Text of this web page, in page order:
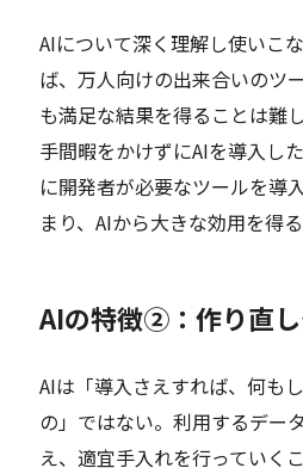
AIについて深く理解し使いこ
ば、万人向けの出来合いのツ
も満足な結果を得ることは難
手間暇をかけずにAIを導入し
に開発者が必要なツールを導
まり、AIから大きな効用を得
AIの特徴②：作り直
AIは「導入さえすれば、何も
の」ではない。利用するデー
え、適宜手入れを行っていく